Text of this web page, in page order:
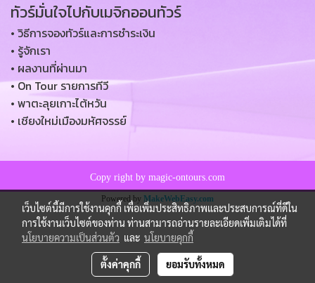
ทัวร์มั่นใจไปกับเมจิกออนทัวร์
• วิธีการจองทัวร์และการชำระเงิน
• รู้จักเรา
• ผลงานที่ผ่านมา
• On Tour รายการทีวี
• พาตะลุยเกาะไต้หวัน
• เชียงใหม่เมืองมหัศจรรย์
Copy right by magic-ontours.com
Powered by MakeWebEasy.com
เว็บไซต์นี้มีการใช้งานคุกกี้ เพื่อเพิ่มประสิทธิภาพและประสบการณ์ที่ดีใน
การใช้งานเว็บไซต์ของท่าน ท่านสามารถอ่านรายละเอียดเพิ่มเติมได้ที่
นโยบายความเป็นส่วนตัว และ นโยบายคุกกี้
ตั้งค่าคุกกี้ ยอมรับทั้งหมด